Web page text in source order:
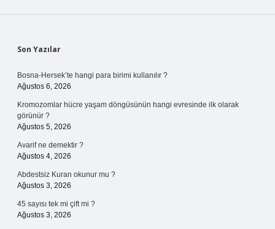
Sidebar
Son Yazılar
Bosna-Hersek’te hangi para birimi kullanılır ?
Ağustos 6, 2026
Kromozomlar hücre yaşam döngüsünün hangi evresinde ilk olarak
görünür ?
Ağustos 5, 2026
Avarif ne demektir ?
Ağustos 4, 2026
Abdestsiz Kuran okunur mu ?
Ağustos 3, 2026
45 sayısı tek mi çift mi ?
Ağustos 3, 2026